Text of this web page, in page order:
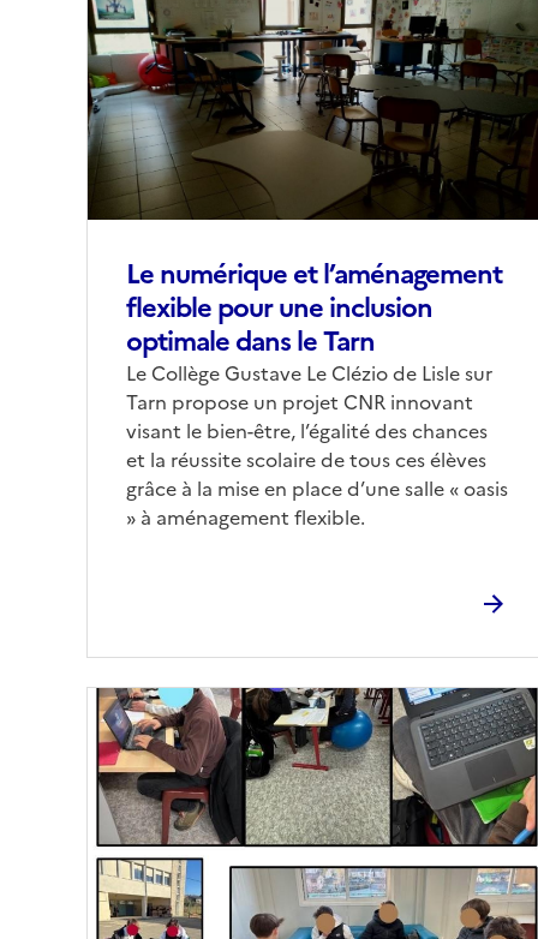
Le numérique et l’aménagement
flexible pour une inclusion
optimale dans le Tarn
Corps
Le Collège Gustave Le Clézio de Lisle sur
Tarn propose un projet CNR innovant
visant le bien-être, l’égalité des chances
et la réussite scolaire de tous ces élèves
grâce à la mise en place d’une salle « oasis
» à aménagement flexible.
couverture
(conseillée)
Image
de
couverture
(conseillée)